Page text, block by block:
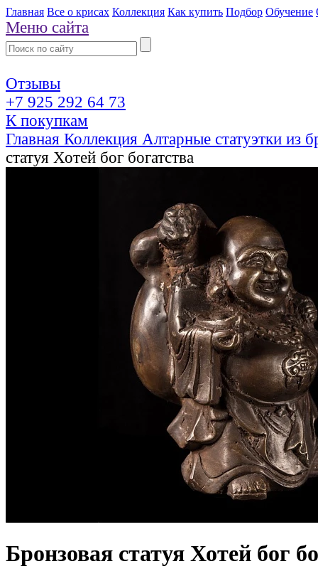
Главная Все о крисах Коллекция Как купить Подбор Обучение
Меню сайта
Отзывы
+7 925 292 64 73
К покупкам
Главная Коллекция Алтарные статуэтки из
статуя Хотей бог богатства
Бронзовая статуя Хотей бог